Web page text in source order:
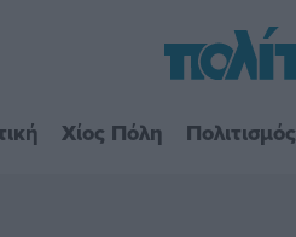
Χίος Πόλη Πολιτισμός